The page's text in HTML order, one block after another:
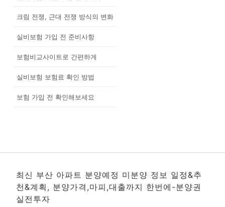
크림 전쟁, 근대 전쟁 방식의 변화
실비보험 가입 전 준비사항
보험비교사이트로 간편하게
실비보험 보험료 확인 방법
보험 가입 전 확인해보세요
최신 부산 아파트 분양예정 미분양 정보 일정&추
천&계획, 분양가격,마피,대출까지 한번에-분양권
실전투자